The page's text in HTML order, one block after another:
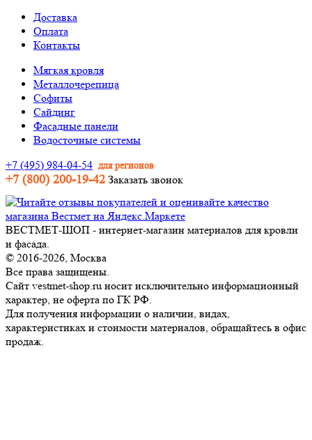
Доставка
Оплата
Контакты
Мягкая кровля
Металлочерепица
Софиты
Сайдинг
Фасадные панели
Водосточные системы
+7 (495) 984-04-54 для регионов
+7 (800) 200-19-42 Заказать звонок
ВЕСТМЕТ-ШОП - интернет-магазин материалов для кровли
и фасада.
© 2016-2026, Москва
Все права защищены.
Сайт vestmet-shop.ru носит исключительно информационный
характер, не оферта по ГК РФ.
Для получения информации о наличии, видах,
характеристиках и стоимости материалов, обращайтесь в офис
продаж.